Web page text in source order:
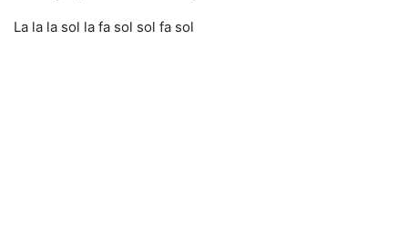
La la la sol la fa sol sol fa sol